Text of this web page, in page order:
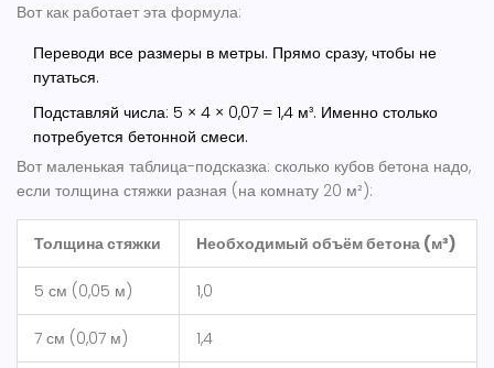
Вот как работает эта формула:
Переводи все размеры в метры. Прямо сразу, чтобы не
путаться.
Подставляй числа: 5 × 4 × 0,07 = 1,4 м³. Именно столько
потребуется бетонной смеси.
Вот маленькая таблица-подсказка: сколько кубов бетона надо,
если толщина стяжки разная (на комнату 20 м²):
Толщина стяжки Необходимый объём бетона (м³)
5 см (0,05 м) 1,0
7 см (0,07 м) 1,4